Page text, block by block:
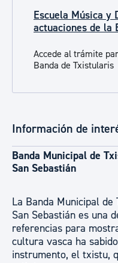
Escuela Música y
actuaciones de la
Accede al trámite
Banda de Txistularis
Información de
Banda Municipal de
San Sebastián
La Banda Municipal
San Sebastián es una
referencias para
cultura vasca ha
instrumento, el txistu,